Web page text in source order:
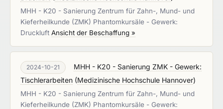
MHH - K20 - Sanierung Zentrum für Zahn-, Mund- und
Kieferheilkunde (ZMK) Phantomkursäle - Gewerk:
Druckluft Ansicht der Beschaffung »
2024-10-21
MHH - K20 - Sanierung ZMK - Gewerk:
Tischlerarbeiten (Medizinische Hochschule Hannover)
MHH - K20 - Sanierung Zentrum für Zahn-, Mund- und
Kieferheilkunde (ZMK) Phantomkursäle - Gewerk: